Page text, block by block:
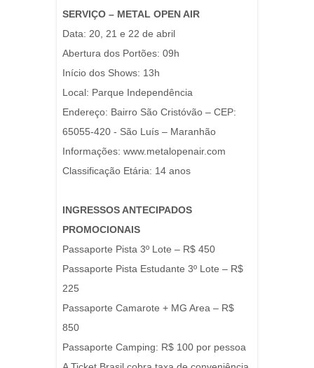
SERVIÇO – METAL OPEN AIR
Data: 20, 21 e 22 de abril
Abertura dos Portões: 09h
Início dos Shows: 13h
Local: Parque Independência
Endereço: Bairro São Cristóvão – CEP:
65055-420 - São Luís – Maranhão
Informações: www.metalopenair.com
Classificação Etária: 14 anos
INGRESSOS ANTECIPADOS
PROMOCIONAIS
Passaporte Pista 3º Lote – R$ 450
Passaporte Pista Estudante 3º Lote – R$
225
Passaporte Camarote + MG Area – R$
850
Passaporte Camping: R$ 100 por pessoa